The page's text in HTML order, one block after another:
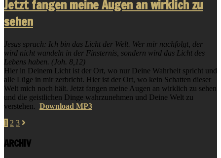
Jetzt fangen meine Augen an wirklich zu
sehen
Jesus sprach: Ich bin das Licht der Welt. Wer mir nachfolgt, der
wird nicht wandeln in der Finsternis, sondern wird das Licht des
Lebens haben. (Joh. 8,12)
Hier in Deinem Licht ist der Ort, wo nur Deine Wahrheit spricht und
alle Lüge in mir zerbricht. Hier ist der Ort, wo kein Schatten dieser
Welt mich noch hält. Jetzt fangen meine Augen an wirklich zu sehen
und die geistlichen Dinge wahrzunehmen und Deine Welt zu
verstehen. Download MP3
1 2 3
ARCHIV